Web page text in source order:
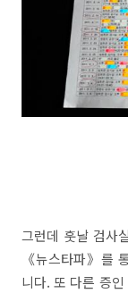
그런데 훗날 검사
《뉴스타파》를
니다. 또 다른 증